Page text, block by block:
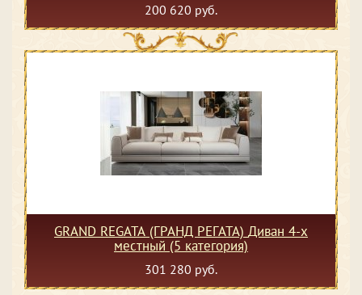
200 620 руб.
GRAND REGATA (ГРАНД РЕГАТА) Диван 4-х
местный (5 категория)
301 280 руб.